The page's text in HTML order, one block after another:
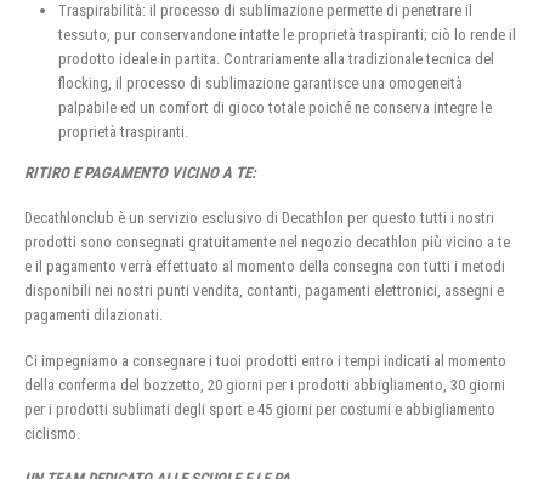
Traspirabilità: il processo di sublimazione permette di penetrare il
tessuto, pur conservandone intatte le proprietà traspiranti; ciò lo rende il
prodotto ideale in partita. Contrariamente alla tradizionale tecnica del
flocking, il processo di sublimazione garantisce una omogeneità
palpabile ed un comfort di gioco totale poiché ne conserva integre le
proprietà traspiranti.
RITIRO E PAGAMENTO VICINO A TE:
Decathlonclub è un servizio esclusivo di Decathlon per questo tutti i nostri
prodotti sono consegnati gratuitamente nel negozio decathlon più vicino a te
e il pagamento verrà effettuato al momento della consegna con tutti i metodi
disponibili nei nostri punti vendita, contanti, pagamenti elettronici, assegni e
pagamenti dilazionati.
Ci impegniamo a consegnare i tuoi prodotti entro i tempi indicati al momento
della conferma del bozzetto, 20 giorni per i prodotti abbigliamento, 30 giorni
per i prodotti sublimati degli sport e 45 giorni per costumi e abbigliamento
ciclismo.